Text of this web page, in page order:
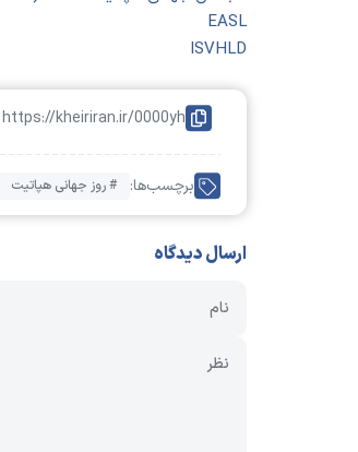
EASL
ISVHLD
https://kheiriran.ir/0000yh
برچسب‌ها: # روز جهانی هپاتیت
ارسال دیدگاه